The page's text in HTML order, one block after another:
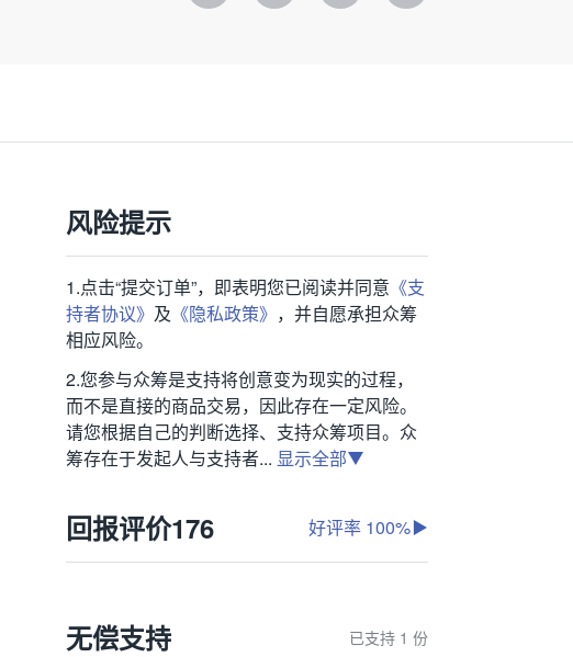
风险提示
1.点击“提交订单”，即表明您已阅读并同意 《支
持者协议》 及 《隐私政策》 ，并自愿承担众筹
相应风险。
2.您参与众筹是支持将创意变为现实的过程，
而不是直接的商品交易，因此存在一定风险。
请您根据自己的判断选择、支持众筹项目。众
筹存在于发起人与支持者... 显示全部
回报评价176 好评率 100%
无偿支持 已支持 1 份